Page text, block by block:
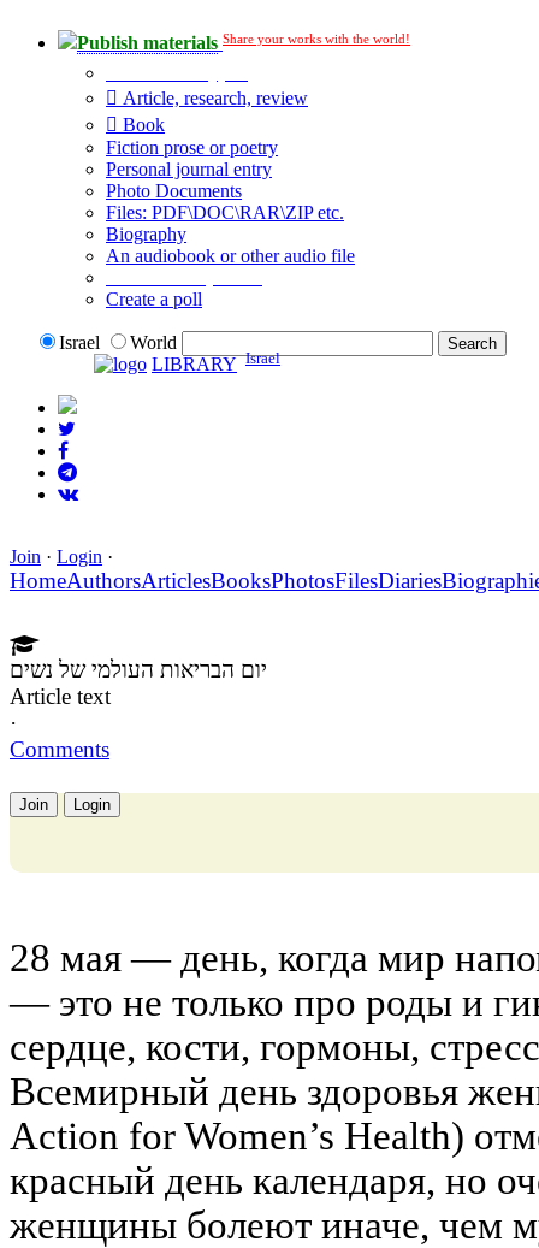
Publish materials Share your works with the world!
Article, research, review
Book
Fiction prose or poetry
Personal journal entry
Photo Documents
Files: PDF\DOC\RAR\ZIP etc.
Biography
An audiobook or other audio file
Create a poll
Israel
World
LIBRARY Israel
Join · Login ·
HomeAuthorsArticlesBooksPhotosFilesDiaries
יום הבריאות העולמי של נשים
Article text
·
Comments
Join Login
28 мая — день, когда мир
— это не только про роды и
сердце, кости, гормоны,
Всемирный день здоровья
Action for Women’s Health)
красный день календаря, но
женщины болеют иначе, чем